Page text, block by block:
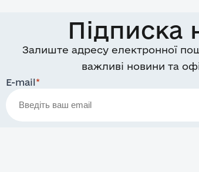
Підписка
Залиште адресу електронної
важливі новини та
E-mail*